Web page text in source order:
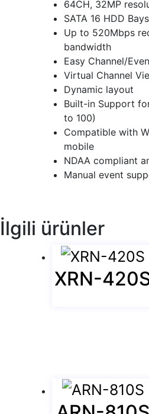
64CH, 32MP
SATA 16 HDD
Up to 520Mbps
bandwidth
Easy Channel/
Virtual Channel
Dynamic layout
Built-in Support
to 100)
Compatible with
mobile
NDAA compliant
Manual event
İlgili ürünler
XRN-